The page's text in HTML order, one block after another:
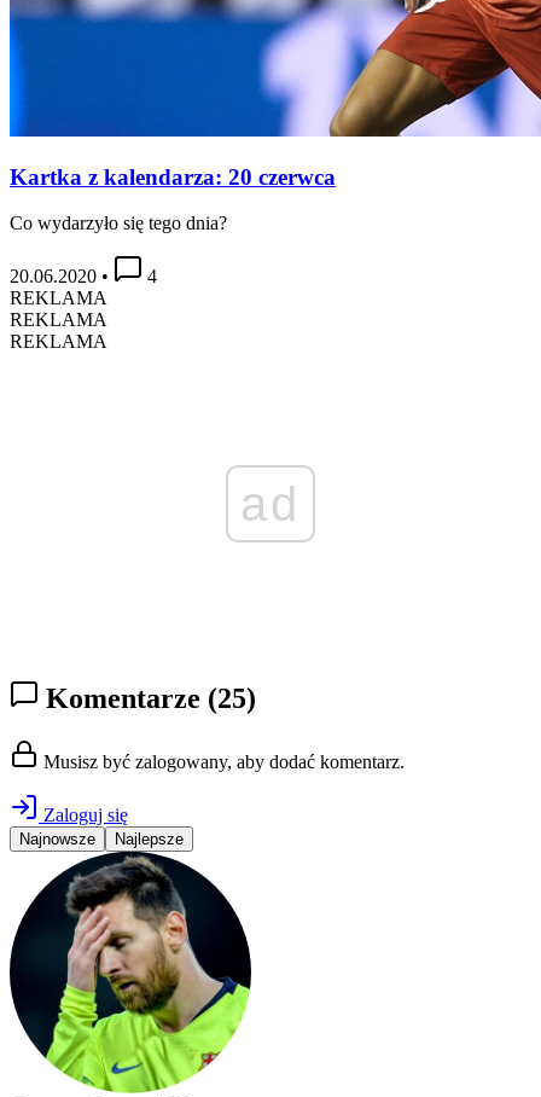
Kartka z kalendarza: 20 czerwca
Co wydarzyło się tego dnia?
20.06.2020 •
4
REKLAMA
REKLAMA
REKLAMA
ad
Komentarze (25)
Musisz być zalogowany, aby dodać komentarz.
Zaloguj się
Najnowsze Najlepsze